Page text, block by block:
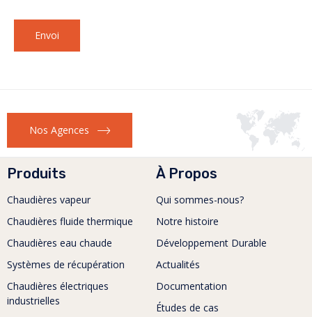
Nos Agences
Produits
Chaudières vapeur
Chaudières fluide thermique
Chaudières eau chaude
Systèmes de récupération
Chaudières électriques
industrielles
À Propos
Qui sommes-nous?
Notre histoire
Développement Durable
Actualités
Documentation
Études de cas